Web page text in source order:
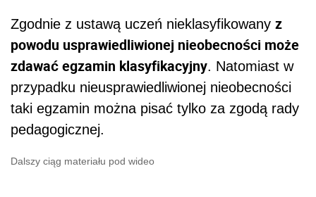
Zgodnie z ustawą uczeń nieklasyfikowany z
powodu usprawiedliwionej nieobecności może
zdawać egzamin klasyfikacyjny. Natomiast w
przypadku nieusprawiedliwionej nieobecności
taki egzamin można pisać tylko za zgodą rady
pedagogicznej.
Dalszy ciąg materiału pod wideo